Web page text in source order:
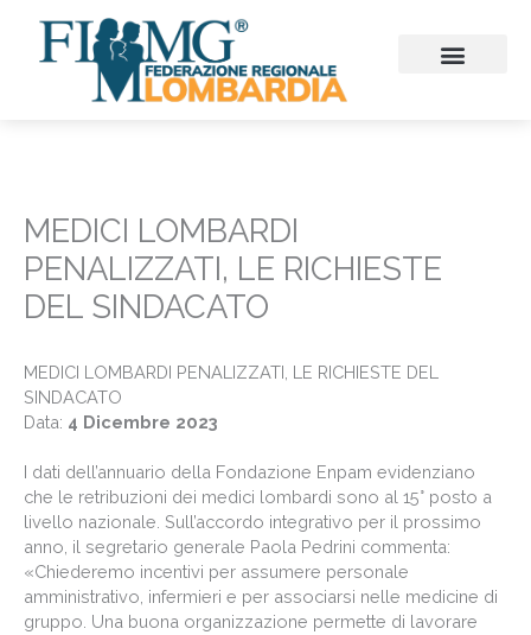
contenuto
MEDICI LOMBARDI
PENALIZZATI, LE RICHIESTE
DEL SINDACATO
MEDICI LOMBARDI PENALIZZATI, LE RICHIESTE DEL
SINDACATO
Data: 4 Dicembre 2023
I dati dell’annuario della Fondazione Enpam evidenziano
che le retribuzioni dei medici lombardi sono al 15° posto a
livello nazionale. Sull’accordo integrativo per il prossimo
anno, il segretario generale Paola Pedrini commenta:
«Chiederemo incentivi per assumere personale
amministrativo, infermieri e per associarsi nelle medicine di
gruppo. Una buona organizzazione permette di lavorare